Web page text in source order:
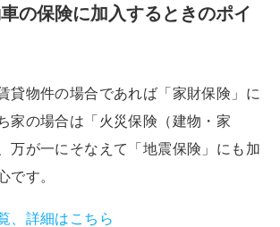
の保険に加入するときのポイ
貸物件の場合であれば「家財保険」に
家の場合は「火災保険（建物・家
万が一にそなえて「地震保険」にも加
です。
、詳細はこちら